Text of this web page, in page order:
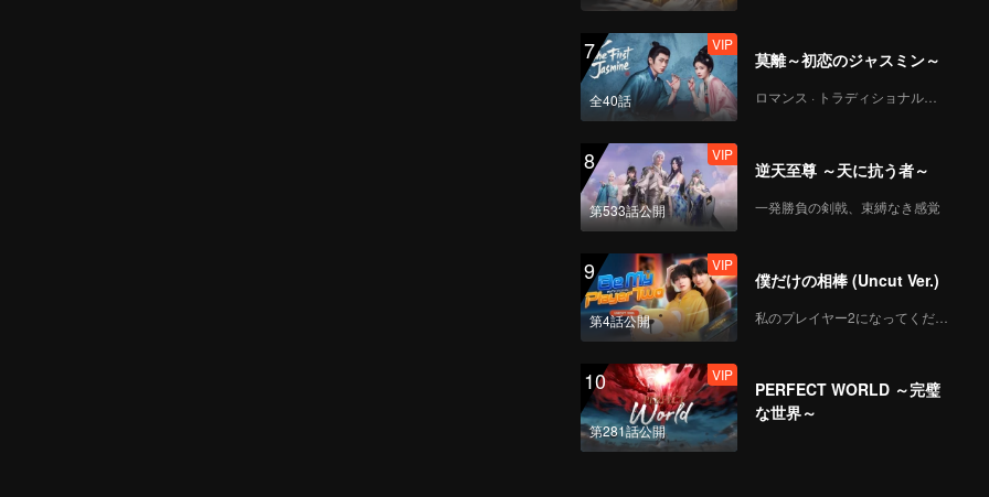
7
全40話
VIP
莫離～初恋のジャスミン～
ロマンス · トラディショナル・コスチューム
8
第533話公開
VIP
逆天至尊 ～天に抗う者～
一発勝負の剣戟、束縛なき感覚
9
第4話公開
VIP
僕だけの相棒 (Uncut Ver.)
私のプレイヤー2になってください
10
第281話公開
VIP
PERFECT WORLD ～完璧
な世界～